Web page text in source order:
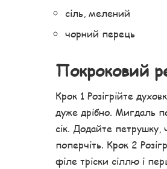
сіль, мелений
чорний перець
Покроковий
Крок 1 Розігрійте
дуже дрібно. Мигдаль
сік. Додайте
поперчіть. Крок 2
філе тріски сіллю і